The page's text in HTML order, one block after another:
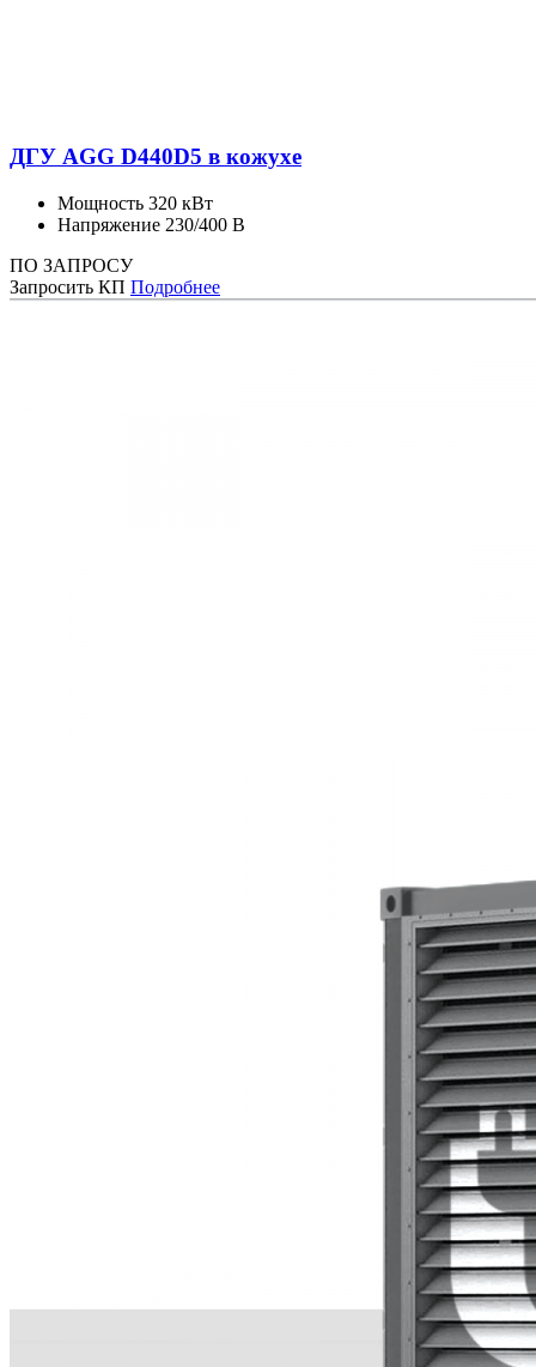
ДГУ AGG D440D5 в кожухе
Мощность 320 кВт
Напряжение 230/400 В
ПО ЗАПРОСУ
Запросить КП Подробнее